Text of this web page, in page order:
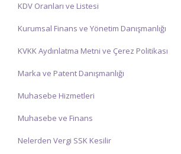
KDV Oranları ve Listesi
Kurumsal Finans ve Yönetim Danışmanlığı
KVKK Aydınlatma Metni ve Çerez Politikası
Marka ve Patent Danışmanlığı
Muhasebe Hizmetleri
Muhasebe ve Finans
Nelerden Vergi SSK Kesilir